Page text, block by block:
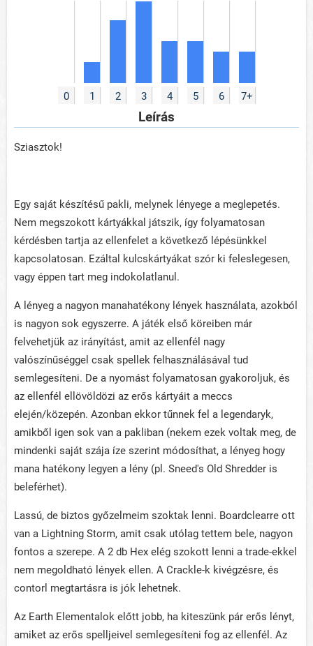
0 1 2 3 4 5 6 7+
Leírás
Sziasztok!
Egy saját készítésű pakli, melynek lényege a meglepetés.
Nem megszokott kártyákkal játszik, így folyamatosan
kérdésben tartja az ellenfelet a következő lépésünkkel
kapcsolatosan. Ezáltal kulcskártyákat szór ki feleslegesen,
vagy éppen tart meg indokolatlanul.
A lényeg a nagyon manahatékony lények használata, azokból
is nagyon sok egyszerre. A játék első köreiben már
felvehetjük az irányítást, amit az ellenfél nagy
valószínűséggel csak spellek felhasználásával tud
semlegesíteni. De a nyomást folyamatosan gyakoroljuk, és
az ellenfél ellövöldözi az erős kártyáit a meccs
elején/közepén. Azonban ekkor tűnnek fel a legendaryk,
amikből igen sok van a pakliban (nekem ezek voltak meg, de
mindenki saját szája íze szerint módosíthat, a lényeg hogy
mana hatékony legyen a lény (pl. Sneed's Old Shredder is
beleférhet).
Lassú, de biztos győzelmeim szoktak lenni. Boardclearre ott
van a Lightning Storm, amit csak utólag tettem bele, nagyon
fontos a szerepe. A 2 db Hex elég szokott lenni a trade-ekkel
nem megoldható lények ellen. A Crackle-k kivégzésre, és
contorl megtartásra is jók lehetnek.
Az Earth Elementalok előtt jobb, ha kiteszünk pár erős lényt,
amiket az erős spelljeivel semlegesíteni fog az ellenfél. Az